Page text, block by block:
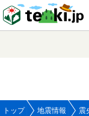
トップ 地震情報 震